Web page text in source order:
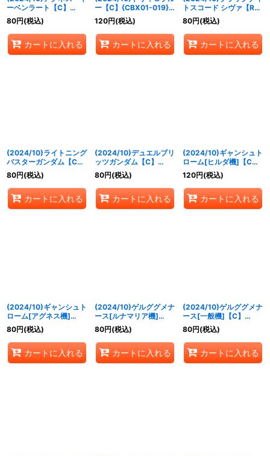
ーベンラート【C】
{CBX01-013}《白》
80円(税込)
カートに入れる
ー【C】{CBX01-019}
《白》
120円(税込)
カートに入れる
トスコード シヴァ【R】
{CBX01-009}《白》
80円(税込)
カートに入れる
(2024/10)ライトニング
バスターガンダム【C】
{CBX01-007}《白》
80円(税込)
カートに入れる
(2024/10)デュエルブリ
ッツガンダム【C】
{CBX01-006}《白》
80円(税込)
カートに入れる
(2024/10)ギャンシュト
ローム[ヒルダ機]【C】
{CBX01-005}《白》
120円(税込)
カートに入れる
(2024/10)ギャンシュト
ローム[アグネス機]
【R】{CBX01-004}
《白》
80円(税込)
カートに入れる
(2024/10)ゲルググメナ
ース[ルナマリア機]
【C】{CBX01-002}
《白》
80円(税込)
カートに入れる
(2024/10)ゲルググメナ
ース[一般機]【C】
{CBX01-001}《白》
80円(税込)
カートに入れる